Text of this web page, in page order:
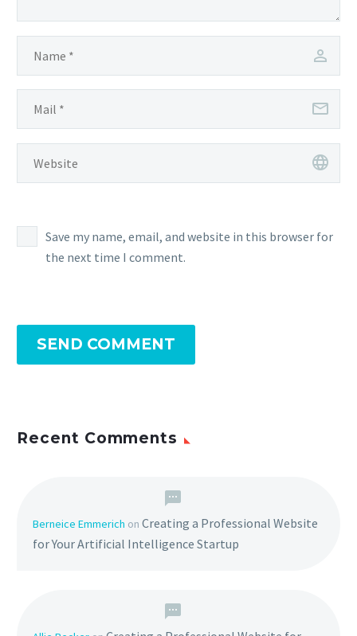
Save my name, email, and website in this browser for
the next time I comment.
SEND COMMENT
Recent Comments
Berneice Emmerich on Creating a Professional Website
for Your Artificial Intelligence Startup